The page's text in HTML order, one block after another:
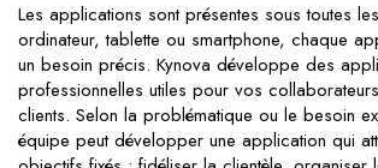
Les applications sont présentes sous toutes
ordinateur, tablette ou smartphone, chaque
un besoin précis. Kynova développe des
professionnelles utiles pour vos
clients. Selon la problématique ou le besoin
équipe peut développer une application qui